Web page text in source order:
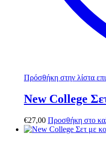
Πρόσθήκη στην λίστα
New College
€27,00 Προσθήκη στο